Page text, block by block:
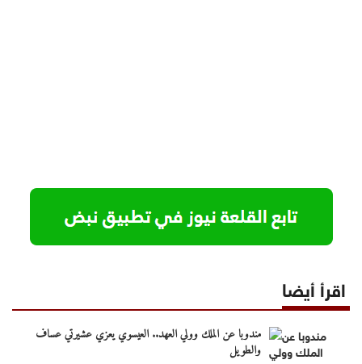
اقرأ أيضا
مندوبا عن الملك وولي العهد.. العيسوي يعزي عشيرتي عساف
والطويل